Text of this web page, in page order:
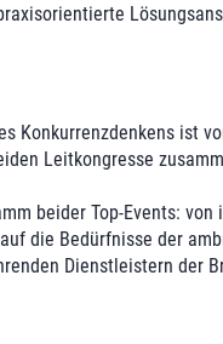
Konkurrenzdenkens ist
Leitkongresse
beider Top-Events:
die Bedürfnisse der
Dienstleistern der